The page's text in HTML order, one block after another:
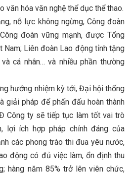
văn hóa văn nghệ thể dục thể thao.
lực không ngừng, Công đoàn
đoàn vững mạnh, được Tổng
Nam; Liên đoàn Lao động tỉnh tặng
cá nhân… và nhiều phần thường
nhiệm kỳ tới, Đại hội thống
giải pháp để phấn đấu hoàn thành
Công ty sẽ tiếp tục làm tốt vai trò
lợi ích hợp pháp chính đáng của
các phong trào thi đua yêu nước,
động có đủ việc làm, ổn định thu
hàng năm 85% trở lên viên chức,